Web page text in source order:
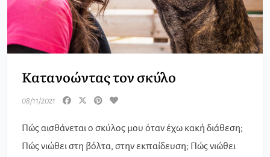
Κατανοώντας τον σκύλο
08/11/2021
Πώς αισθάνεται ο σκύλος μου όταν έχω κακή διάθεση;
Πώς νιώθει στη βόλτα, στην εκπαίδευση; Πώς νιώθει